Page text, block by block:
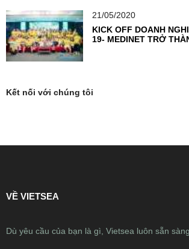
21/05/2020
KICK OFF DOANH
19- MEDINET TRỞ
Kết nối với chúng tôi
VỀ VIETSEA
Dù yêu cầu của bạn là gì, Vietsea luôn sẵn